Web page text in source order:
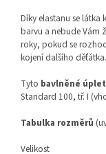
Díky elastanu se
barvu a nebude Vám
roky, pokud se
kojení dalšího děťátka.
Tyto bavlněné
Standard 100, tř. I
Tabulka rozměrů
Velikost